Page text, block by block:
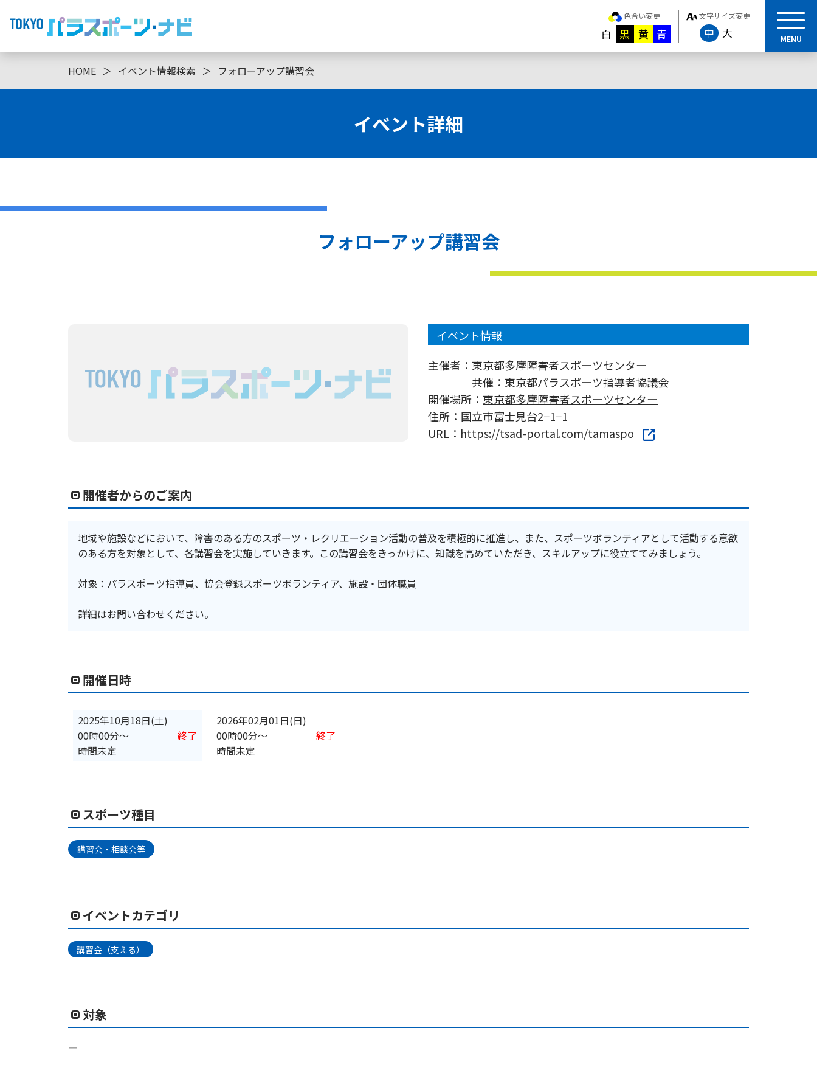
色合い変更
白 黒 黄 青
文字サイズ変更
中 大 MENU
HOME ＞ イベント情報検索 ＞ フォローアップ講習会
イベント詳細
フォローアップ講習会
イベント情報
主催者： 東京都多摩障害者スポーツセンター
共催：東京都パラスポーツ指導者協議会
開催場所： 東京都多摩障害者スポーツセンター
住所： 国立市富士見台2−1−1
URL： https://tsad-portal.com/tamaspo
開催者からのご案内
地域や施設などにおいて、障害のある方のスポーツ・レクリエーション活動の普及を積極的に推進し、また、スポーツボランティアとして活動する意欲
のある方を対象として、各講習会を実施していきます。この講習会をきっかけに、知識を高めていただき、スキルアップに役立ててみましょう。
対象：パラスポーツ指導員、協会登録スポーツボランティア、施設・団体職員
詳細はお問い合わせください。
開催日時
2025年10月18日(土)
00時00分〜
時間未定
終了
2026年02月01日(日)
00時00分〜
時間未定
終了
スポーツ種目
講習会・相談会等
イベントカテゴリ
講習会（支える）
対象
―